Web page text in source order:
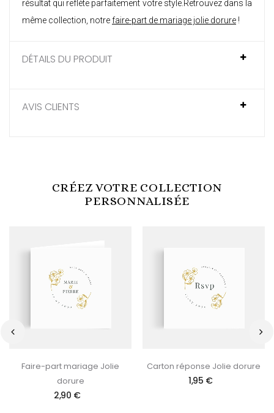
résultat qui reflète parfaitement votre style.Retrouvez dans la
même collection, notrefaire-part de mariage jolie dorure !
DÉTAILS DU PRODUIT
AVIS CLIENTS
CRÉEZ VOTRE COLLECTION
PERSONNALISÉE
Faire-part mariage Jolie
dorure
2,90 €
Carton réponse Jolie dorure
1,95 €